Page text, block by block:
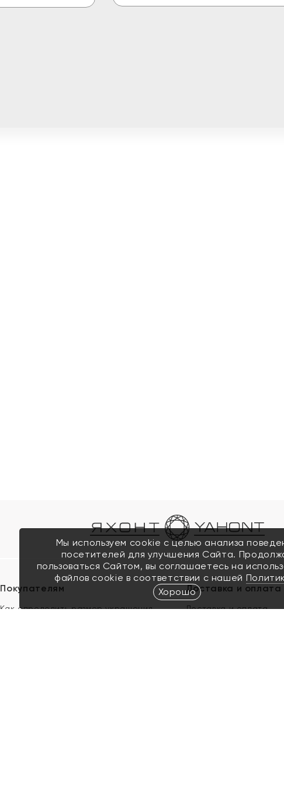
Покупателям
Как определить размер украшения
Доставка и оплата
Доставка и оплата
Мы используем cookie с целью анализа
посетителей для улучшения Сайта.
пользоваться Сайтом, вы соглашаетесь на
файлов cookie в соответствии с нашей
Хорошо